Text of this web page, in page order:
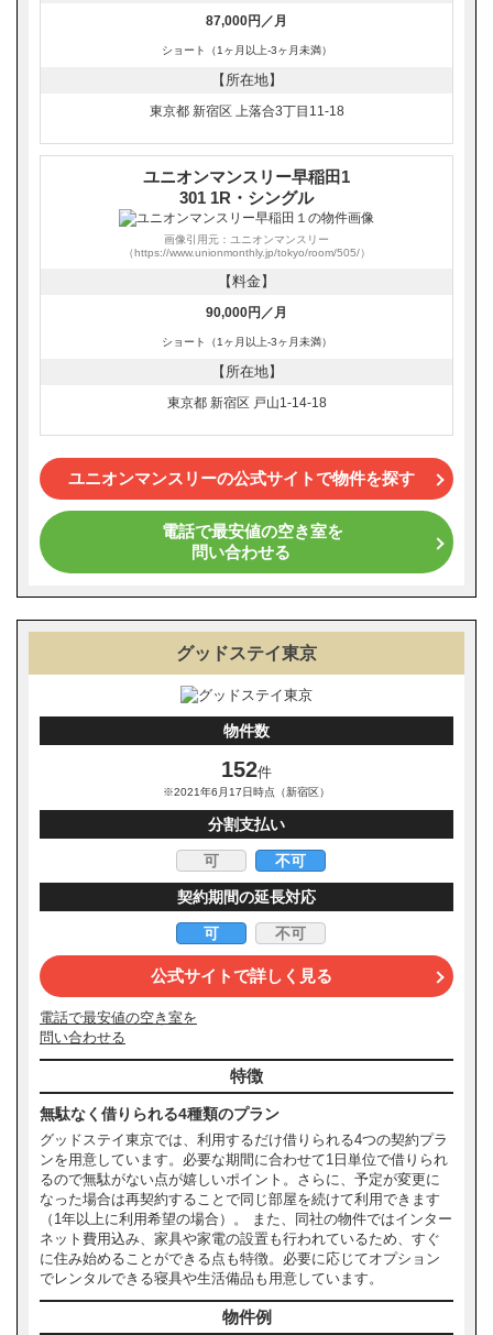
87,000円／月
ショート（1ヶ月以上-3ヶ月未満）
【所在地】
東京都 新宿区 上落合3丁目11-18
ユニオンマンスリー早稲田1
301 1R・シングル
画像引用元：ユニオンマンスリー
（https://www.unionmonthly.jp/tokyo/room/505/）
【料金】
90,000円／月
ショート（1ヶ月以上-3ヶ月未満）
【所在地】
東京都 新宿区 戸山1-14-18
ユニオンマンスリーの公式サイトで物件を探す
電話で最安値の空き室を
問い合わせる
グッドステイ東京
物件数
152件
※2021年6月17日時点（新宿区）
分割支払い
可 不可
契約期間の延長対応
可 不可
公式サイトで詳しく見る
電話で最安値の空き室を
問い合わせる
特徴
無駄なく借りられる4種類のプラン
グッドステイ東京では、利用するだけ借りられる4つの契約プラ
ンを用意しています。必要な期間に合わせて1日単位で借りられ
るので無駄がない点が嬉しいポイント。さらに、予定が変更に
なった場合は再契約することで同じ部屋を続けて利用できます
（1年以上に利用希望の場合）。 また、同社の物件ではインター
ネット費用込み、家具や家電の設置も行われているため、すぐ
に住み始めることができる点も特徴。必要に応じてオプション
でレンタルできる寝具や生活備品も用意しています。
物件例